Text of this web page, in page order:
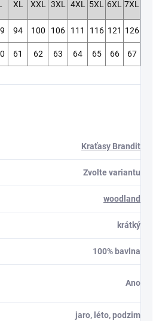
XL XXL 3XL 4XL 5XL 6XL 7XL
94 100 106 111 116 121 126
61 62 63 64 65 66 67
Kraťasy Brandit
Zvolte variantu
woodland
krátký
100% bavlna
Ano
jaro, léto, podzim